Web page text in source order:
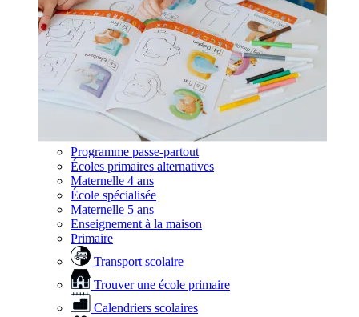
Programme passe-partout
Écoles primaires alternatives
Maternelle 4 ans
École spécialisée
Maternelle 5 ans
Enseignement à la maison
Primaire
Transport scolaire
Trouver une école primaire
Calendriers scolaires